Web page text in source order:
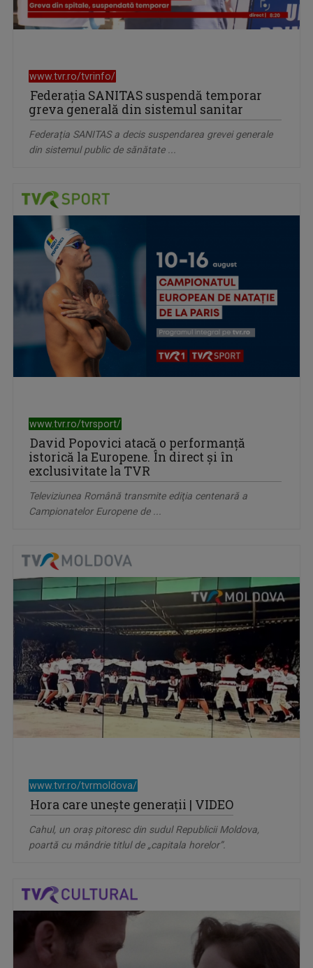
www.tvr.ro/tvrinfo/
Federația SANITAS suspendă temporar
greva generală din sistemul sanitar
Federația SANITAS a decis suspendarea grevei generale
din sistemul public de sănătate ...
www.tvr.ro/tvrsport/
David Popovici atacă o performanţă
istorică la Europene. În direct şi în
exclusivitate la TVR
Televiziunea Română transmite ediţia centenară a
Campionatelor Europene de ...
www.tvr.ro/tvrmoldova/
Hora care unește generații | VIDEO
Cahul, un oraș pitoresc din sudul Republicii Moldova,
poartă cu mândrie titlul de „capitala horelor”.